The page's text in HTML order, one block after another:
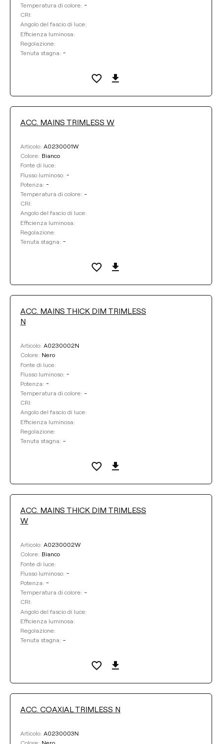
Selezionare
TEMPERATURA DI COLORE
EFFICIENZA LUMINOSA
Selezionare
CRI
ANGOLO DEL FASCIO DI LUCE
REGOLAZIONE
TENUTA STAGNA
LUNGHEZZA DEL CAVO
DISTANZA DI SOSPENSIONE
COLORE
Pulisci i filtri
Temperatura di colore: -
CRI:
Angolo del fascio di luce:
Efficienza luminosa:
Regolazione:
Tenuta stagna: -
ACC. MAINS TRIMLESS W
Articolo: A0230001W
Colore: Bianco
Fonte di luce:
Flusso luminoso: -
Potenza: -
Temperatura di colore: -
CRI:
Angolo del fascio di luce:
Efficienza luminosa:
Regolazione:
Tenuta stagna: -
ACC. MAINS THICK DIM TRIMLESS
N
Articolo: A0230002N
Colore: Nero
Fonte di luce:
Flusso luminoso: -
Potenza: -
Temperatura di colore: -
CRI:
Angolo del fascio di luce:
Efficienza luminosa:
Regolazione:
Tenuta stagna: -
ACC. MAINS THICK DIM TRIMLESS
W
Articolo: A0230002W
Colore: Bianco
Fonte di luce:
Flusso luminoso: -
Potenza: -
Temperatura di colore: -
CRI:
Angolo del fascio di luce:
Efficienza luminosa:
Regolazione:
Tenuta stagna: -
ACC. COAXIAL TRIMLESS N
Articolo: A0230003N